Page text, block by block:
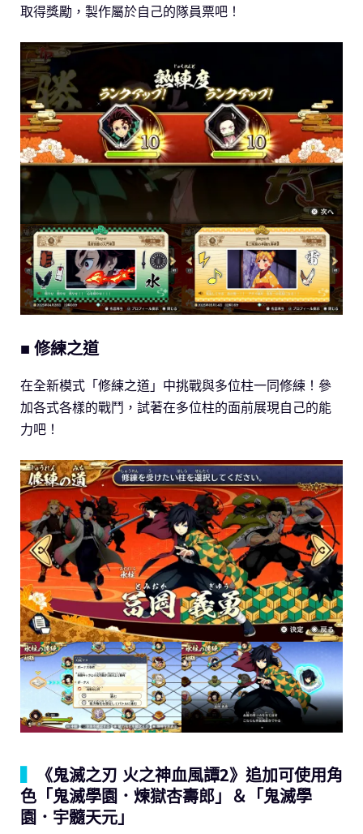
取得獎勵，製作屬於自己的隊員票吧！
■ 修練之道
在全新模式「修練之道」中挑戰與多位柱一同修練！參
加各式各樣的戰鬥，試著在多位柱的面前展現自己的能
力吧！
《鬼滅之刃 火之神血風譚2》追加可使用角
色「鬼滅學園．煉獄杏壽郎」＆「鬼滅學
園．宇髓天元」